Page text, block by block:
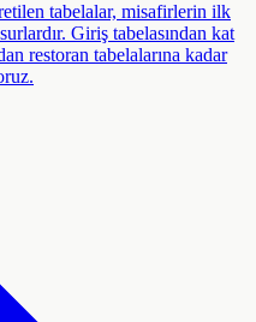
tabelalar, misafirlerin ilk
Giriş tabelasından kat
restoran tabelalarına kadar